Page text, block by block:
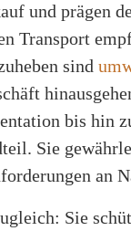
und prägen
Transport
sind
bis hin
Sie
an
Sie